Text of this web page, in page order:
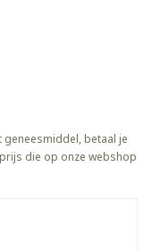
betaal je
die op onze webshop